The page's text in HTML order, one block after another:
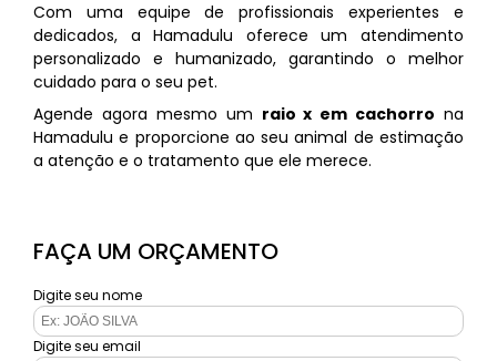
Com uma equipe de profissionais experientes e
dedicados, a Hamadulu oferece um atendimento
personalizado e humanizado, garantindo o melhor
cuidado para o seu pet.
Agende agora mesmo um raio x em cachorro na
Hamadulu e proporcione ao seu animal de estimação
a atenção e o tratamento que ele merece.
FAÇA UM ORÇAMENTO
Digite seu nome
Digite seu email